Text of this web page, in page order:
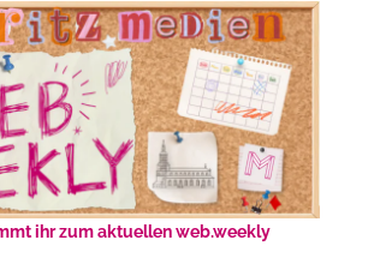
ihr zum aktuellen web.weekly